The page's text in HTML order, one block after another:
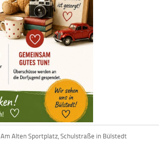
Am Alten Sportplatz, Schulstraße in Bülstedt